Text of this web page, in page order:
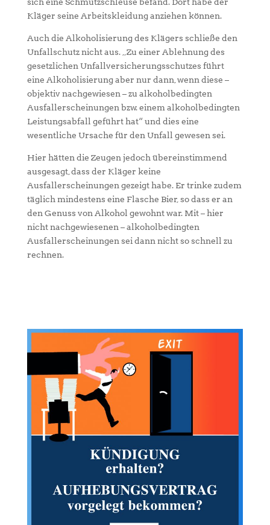
Kläger seine Arbeitskleidung anziehen können.
Auch die Alkoholisierung des Klägers schließe den
Unfallschutz nicht aus. „Zu einer Ablehnung des
gesetzlichen Unfallversicherungsschutzes führt
eine Alkoholisierung aber nur dann, wenn diese –
objektiv nachgewiesen – zu alkoholbedingten
Ausfallerscheinungen bzw. einem alkoholbedingten
Leistungsabfall geführt hat“ und dies eine
wesentliche Ursache für den Unfall gewesen sei.
Hier hätten die Zeugen jedoch übereinstimmend
ausgesagt, dass der Kläger keine
Ausfallerscheinungen gezeigt habe. Er trinke zudem
täglich mindestens eine Flasche Bier, so dass er an
den Genuss von Alkohol gewohnt war. Mit – hier
nicht nachgewiesenen – alkoholbedingten
Ausfallerscheinungen sei dann nicht so schnell zu
rechnen.